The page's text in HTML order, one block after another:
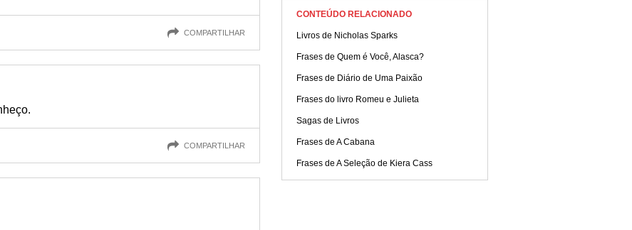
COMPARTILHAR
COMPARTILHAR
CONTEÚDO RELACIONADO
Livros de Nicholas Sparks
Frases de Quem é Você, Alasca?
Frases de Diário de Uma Paixão
Frases do livro Romeu e Julieta
Sagas de Livros
Frases de A Cabana
Frases de A Seleção de Kiera Cass